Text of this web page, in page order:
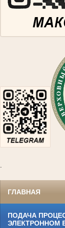
ГЛАВНАЯ
ПОДАЧА
ЭЛЕКТРОННОМ